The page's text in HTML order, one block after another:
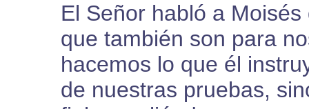
El Señor habló a
que también son para
hacemos lo que él
de nuestras pruebas,